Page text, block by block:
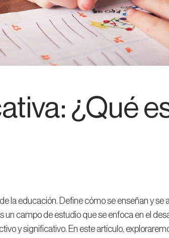
¿Qué
la educación. Define cómo se enseñan y se
campo de estudio que se enfoca en el
y significativo. En este artículo,